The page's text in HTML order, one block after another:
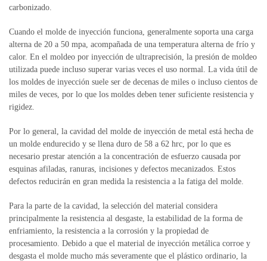
carbonizado.
Cuando el molde de inyección funciona, generalmente soporta una carga
alterna de 20 a 50 mpa, acompañada de una temperatura alterna de frío y
calor. En el moldeo por inyección de ultraprecisión, la presión de moldeo
utilizada puede incluso superar varias veces el uso normal. La vida útil de
los moldes de inyección suele ser de decenas de miles o incluso cientos de
miles de veces, por lo que los moldes deben tener suficiente resistencia y
rigidez.
Por lo general, la cavidad del molde de inyección de metal está hecha de
un molde endurecido y se llena duro de 58 a 62 hrc, por lo que es
necesario prestar atención a la concentración de esfuerzo causada por
esquinas afiladas, ranuras, incisiones y defectos mecanizados. Estos
defectos reducirán en gran medida la resistencia a la fatiga del molde.
Para la parte de la cavidad, la selección del material considera
principalmente la resistencia al desgaste, la estabilidad de la forma de
enfriamiento, la resistencia a la corrosión y la propiedad de
procesamiento. Debido a que el material de inyección metálica corroe y
desgasta el molde mucho más severamente que el plástico ordinario, la